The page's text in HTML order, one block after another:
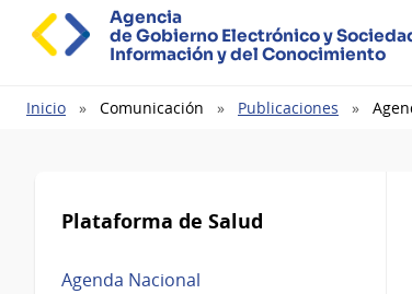
Agencia
de Gobierno Electrónico y
Información y del Conocimiento
Ruta
Inicio Comunicación Publicaciones
Plataforma de Salud
Agenda Nacional